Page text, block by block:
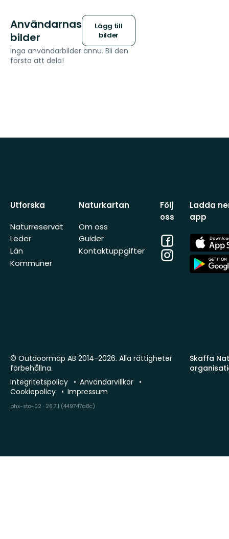
Användarnas
bilder
Lägg till
bilder
Inga användarbilder ännu. Bli den
första att dela!
Utforska
Naturreservat
Leder
Län
Kommuner
Naturkartan
Om oss
Guider
Kontaktuppgifter
Följ
oss
Facebook
Instagram
Ladda
app
App
Store
App
Store
Skaffa
© Outdoormap AB 2014-2026. Alla rättigheter
förbehållna.
Integritetspolicy
Användarvillkor
Cookiepolicy
Impressum
phx-sto-02 · 26.7.1 (449747a8c)